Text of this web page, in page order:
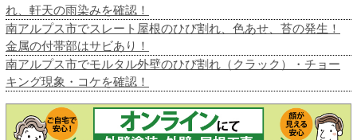
れ、軒天の雨染みを確認！
南アルプス市でスレート屋根のひび割れ、色あせ、苔の発生！
金属の付帯部はサビあり！
南アルプス市でモルタル外壁のひび割れ（クラック）・チョー
キング現象・コケを確認！